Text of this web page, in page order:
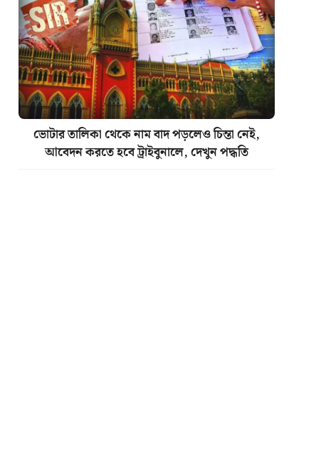
ভোটার তালিকা থেকে নাম বাদ পড়লেও চিন্তা নেই,
আবেদন করতে হবে ট্রাইবুনালে, দেখুন পদ্ধতি